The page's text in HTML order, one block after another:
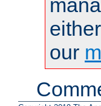
our